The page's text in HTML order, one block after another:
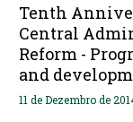
Tenth
Central
Reform -
and
11 de Dezembro de